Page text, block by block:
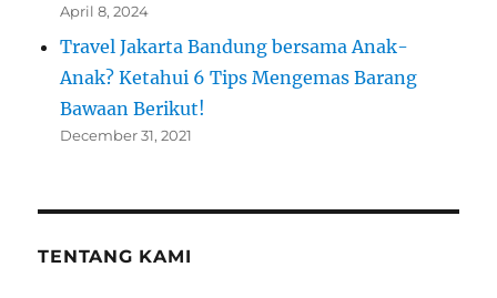
April 8, 2024
Travel Jakarta Bandung bersama Anak-
Anak? Ketahui 6 Tips Mengemas Barang
Bawaan Berikut!
December 31, 2021
TENTANG KAMI